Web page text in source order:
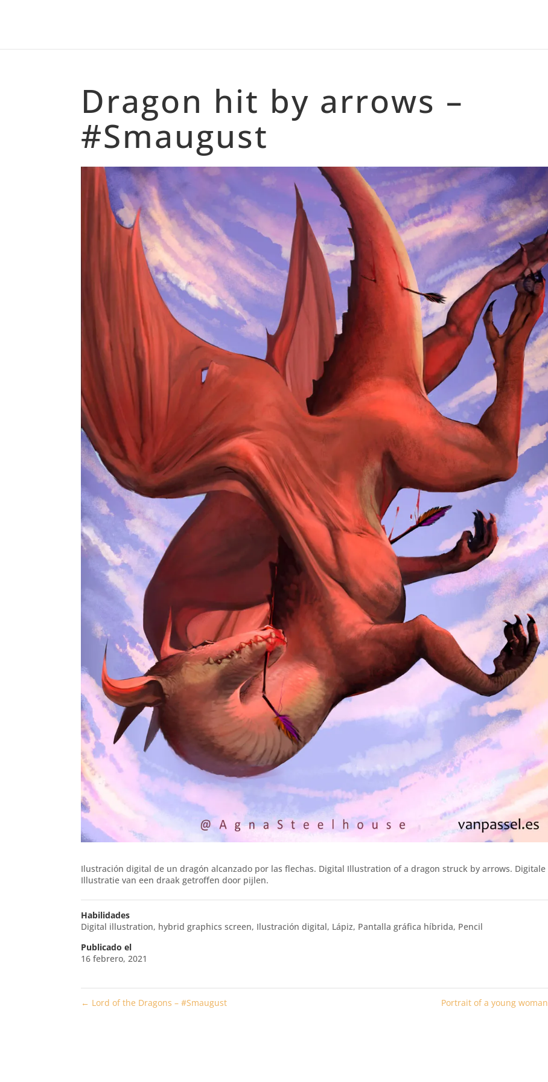
Dragon hit by arrows –
#Smaugust
Ilustración digital de un dragón alcanzado por las flechas. Digital Illustration of a dragon struck by arrows. Digitale
Illustratie van een draak getroffen door pijlen.
Habilidades
Digital illustration, hybrid graphics screen, Ilustración digital, Lápiz, Pantalla gráfica híbrida, Pencil
Publicado el
16 febrero, 2021
← Lord of the Dragons – #Smaugust Portrait of a young woman